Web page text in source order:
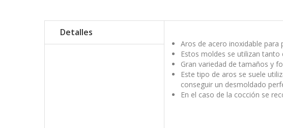
Detalles
Aros de acero inoxidable
Estos moldes se utilizan
Gran variedad de tamaños y
Este tipo de aros se suele
conseguir un desmoldado
En el caso de la cocción se